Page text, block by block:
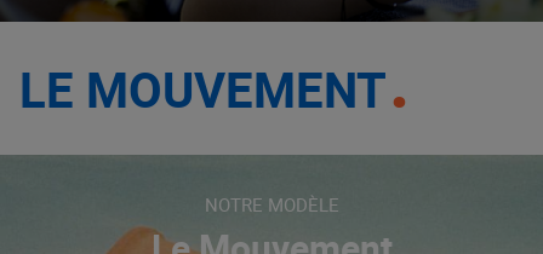
LE MOUVEMENT
NOTRE MODÈLE